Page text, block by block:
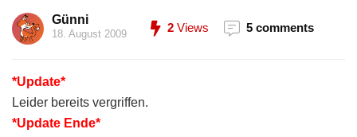
Günni
18. August 2009 2 Views 5 comments
*Update*
Leider bereits vergriffen.
*Update Ende*